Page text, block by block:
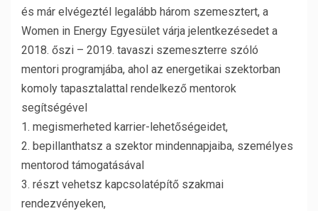
és már elvégeztél legalább három szemesztert, a
Women in Energy Egyesület várja jelentkezésedet a
2018. őszi – 2019. tavaszi szemeszterre szóló
mentori programjába, ahol az energetikai szektorban
komoly tapasztalattal rendelkező mentorok
segítségével
1. megismerheted karrier-lehetőségeidet,
2. bepillanthatsz a szektor mindennapjaiba, személyes
mentorod támogatásával
3. részt vehetsz kapcsolatépítő szakmai
rendezvényeken,